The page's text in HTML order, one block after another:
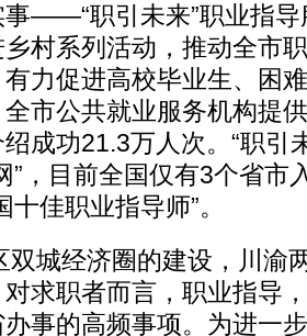
事——“职引未来”职业指
村系列活动，推动全市
力促进高校毕业生、困
市公共就业服务机构提
成功21.3万人次。“职引
”，目前全国仅有3个省市
佳职业指导师”。
双城经济圈的建设，川渝
求职者而言，职业指导
事的高频事项。为进一